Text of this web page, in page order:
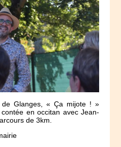
de Glanges, « Ça mijote ! »
en occitan avec Jean-
de 3km.